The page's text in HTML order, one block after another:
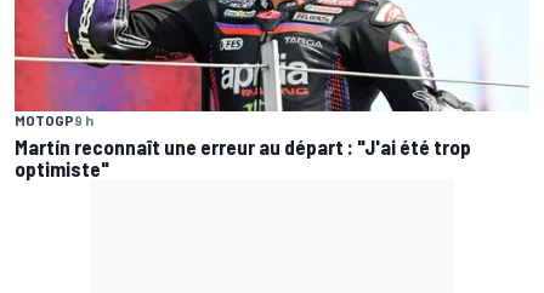
MOTOGP9 h
Martín reconnaît une erreur au départ : "J'ai été trop
optimiste"